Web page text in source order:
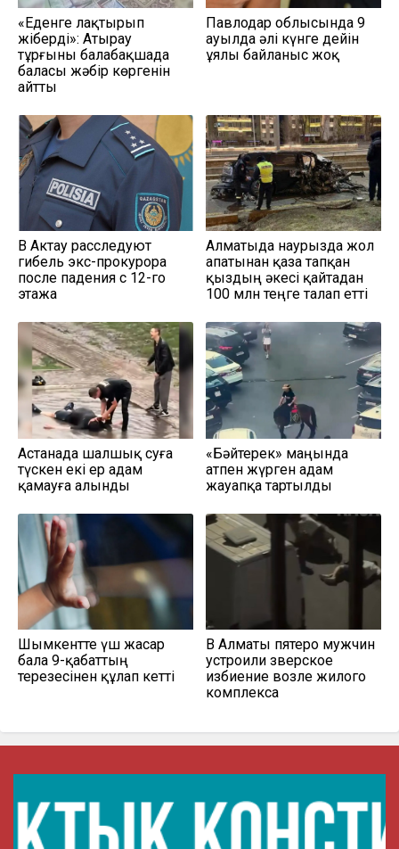
«Еденге лақтырып
жіберді»: Атырау
тұрғыны балабақшада
баласы жәбір көргенін
айтты
Павлодар облысында 9
ауылда әлі күнге дейін
ұялы байланыс жоқ
В Актау расследуют
гибель экс-прокурора
после падения с 12-го
этажа
Алматыда наурызда жол
апатынан қаза тапқан
қыздың әкесі қайтадан
100 млн теңге талап етті
Астанада шалшық суға
түскен екі ер адам
қамауға алынды
«Бәйтерек» маңында
атпен жүрген адам
жауапқа тартылды
Шымкентте үш жасар
бала 9-қабаттың
терезесінен құлап кетті
В Алматы пятеро мужчин
устроили зверское
избиение возле жилого
комплекса